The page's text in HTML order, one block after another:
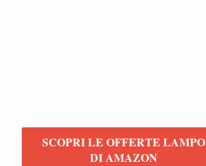
SCOPRI LE OFFERTE LAMPO
DI AMAZON